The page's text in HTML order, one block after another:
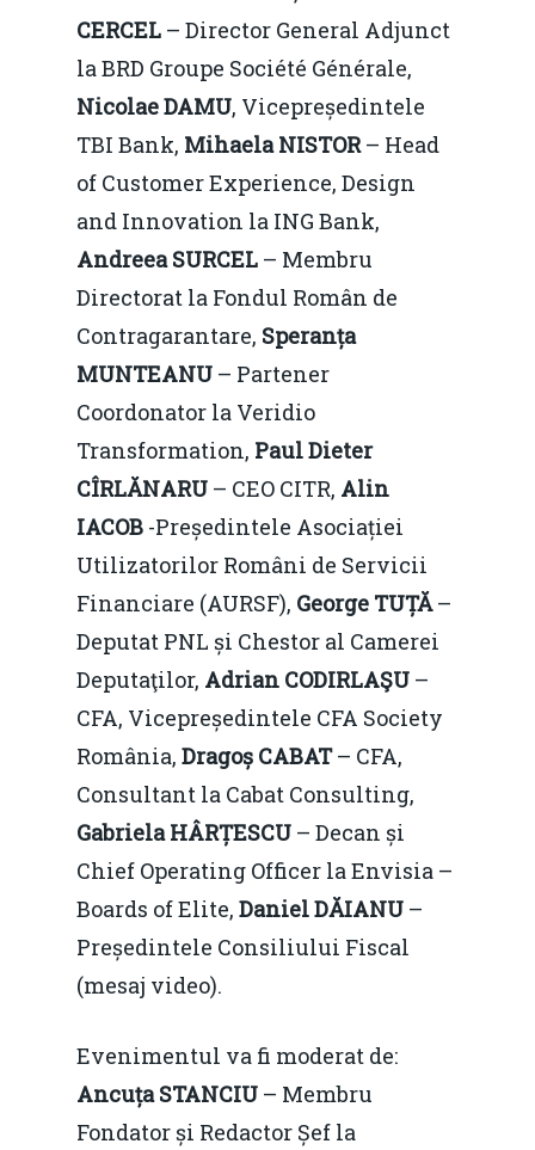
CERCEL – Director General Adjunct
la BRD Groupe Société Générale,
Nicolae DAMU, Vicepreședintele
TBI Bank, Mihaela NISTOR– Head
of Customer Experience, Design
and Innovation la ING Bank,
Andreea SURCEL – Membru
Directorat la Fondul Român de
Contragarantare, Speranța
MUNTEANU – Partener
Coordonator la Veridio
Transformation, Paul Dieter
CÎRLĂNARU – CEO CITR, Alin
IACOB -Președintele Asociației
Utilizatorilor Români de Servicii
Financiare (AURSF), George TUȚĂ–
Deputat PNL și Chestor al Camerei
Deputaţilor, Adrian CODIRLAŞU –
CFA, Vicepreședintele CFA Society
România, Dragoș CABAT– CFA,
Consultant la Cabat Consulting,
Gabriela HÂRȚESCU – Decan și
Chief Operating Officer la Envisia –
Boards of Elite, Daniel DĂIANU –
Președintele Consiliului Fiscal
(mesaj video).
Evenimentul va fi moderat de:
Ancuța STANCIU – Membru
Fondator și Redactor Șef la
Home
Noutăți
Despre
Evenimente
Foto
resurselor naturale
Piaţa gazelor naturale:
predictibilitate,
Video
economie
Contact
Burse pentru